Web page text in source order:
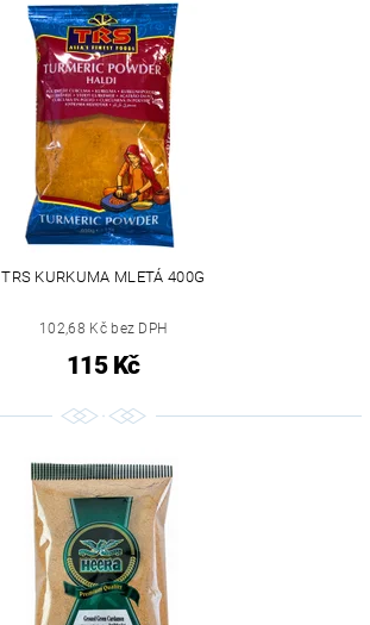
TRS KURKUMA MLETÁ 400G
102,68 Kč bez DPH
115 Kč